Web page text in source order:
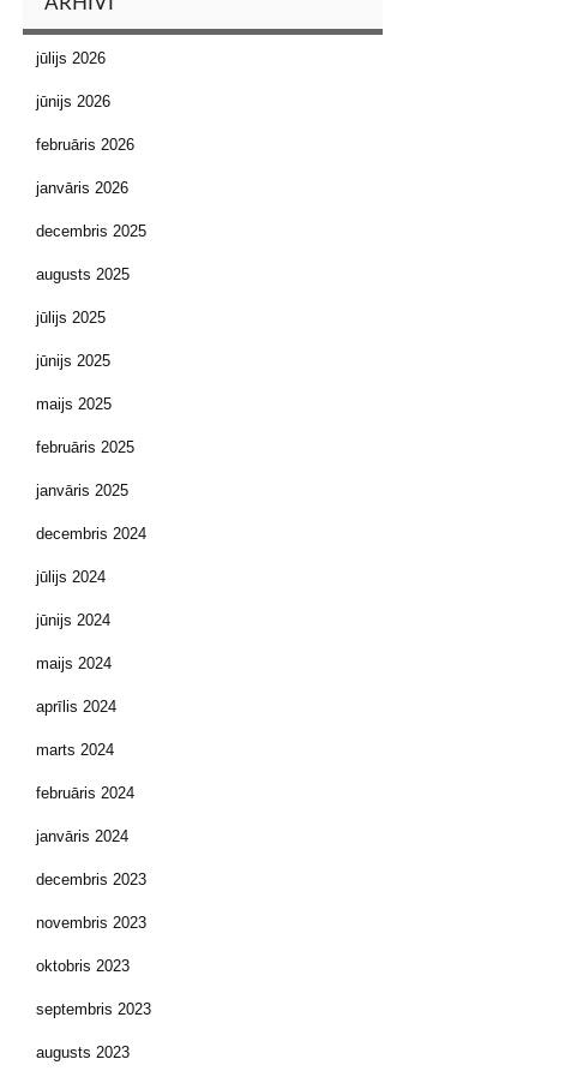
jūlijs 2026
jūnijs 2026
februāris 2026
janvāris 2026
decembris 2025
augusts 2025
jūlijs 2025
jūnijs 2025
maijs 2025
februāris 2025
janvāris 2025
decembris 2024
jūlijs 2024
jūnijs 2024
maijs 2024
aprīlis 2024
marts 2024
februāris 2024
janvāris 2024
decembris 2023
novembris 2023
oktobris 2023
septembris 2023
augusts 2023